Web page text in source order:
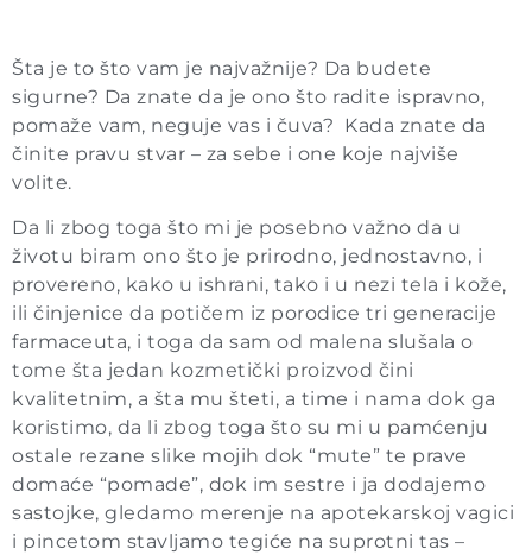
Šta je to što vam je najvažnije? Da budete
sigurne? Da znate da je ono što radite ispravno,
pomaže vam, neguje vas i čuva? Kada znate da
činite pravu stvar – za sebe i one koje najviše
volite.
Da li zbog toga što mi je posebno važno da u
životu biram ono što je prirodno, jednostavno, i
provereno, kako u ishrani, tako i u nezi tela i kože,
ili činjenice da potičem iz porodice tri generacije
farmaceuta, i toga da sam od malena slušala o
tome šta jedan kozmetički proizvod čini
kvalitetnim, a šta mu šteti, a time i nama dok ga
koristimo, da li zbog toga što su mi u pamćenju
ostale rezane slike mojih dok “mute” te prave
domaće “pomade”, dok im sestre i ja dodajemo
sastojke, gledamo merenje na apotekarskoj vagici
i pincetom stavljamo tegiće na suprotni tas –